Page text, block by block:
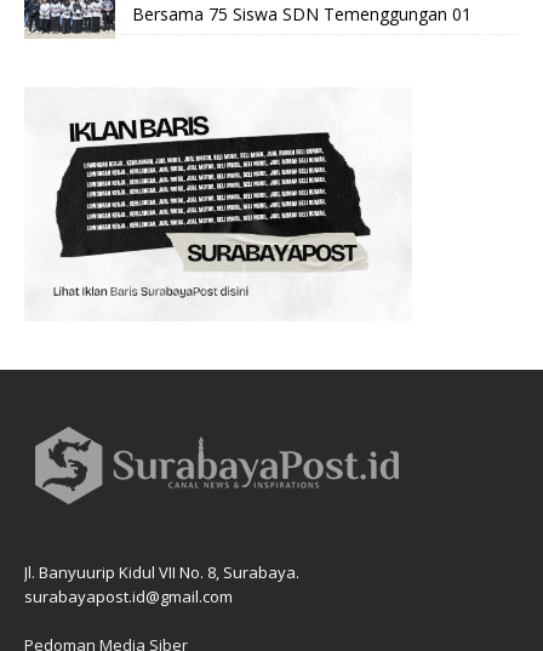
Bersama 75 Siswa SDN Temenggungan 01
Jl. Banyuurip Kidul VII No. 8, Surabaya.
surabayapost.id@gmail.com
Pedoman Media Siber